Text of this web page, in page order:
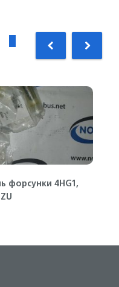
форсунки 4HG1,